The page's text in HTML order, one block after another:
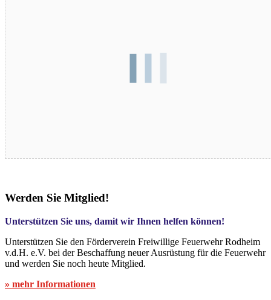
Blutspende – 17.08.2026
Werden Sie Mitglied!
Unterstützen Sie uns, damit wir Ihnen helfen können!
Unterstützen Sie den Förderverein Freiwillige Feuerwehr Rodheim
v.d.H. e.V. bei der Beschaffung neuer Ausrüstung für die Feuerwehr
und werden Sie noch heute Mitglied.
» mehr Informationen